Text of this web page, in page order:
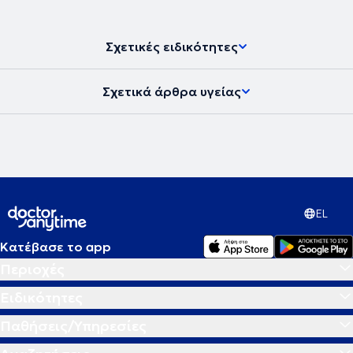
Σχετικές ειδικότητες
Σχετικά άρθρα υγείας
EL
Κατέβασε το app